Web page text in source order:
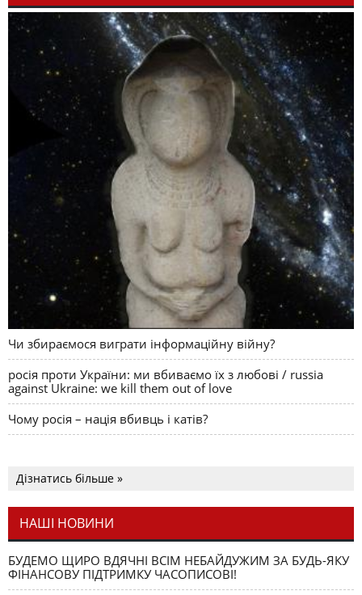
Чи збираємося виграти інформаційну війну?
росія проти України: ми вбиваємо їх з любові / russia
against Ukraine: we kill them out of love
Чому росія – нація вбивць і катів?
Дізнатись більше »
НАШІ НОВИНИ
БУДЕМО ЩИРО ВДЯЧНІ ВСІМ НЕБАЙДУЖИМ ЗА БУДЬ-ЯКУ
ФІНАНСОВУ ПІДТРИМКУ ЧАСОПИСОВІ!